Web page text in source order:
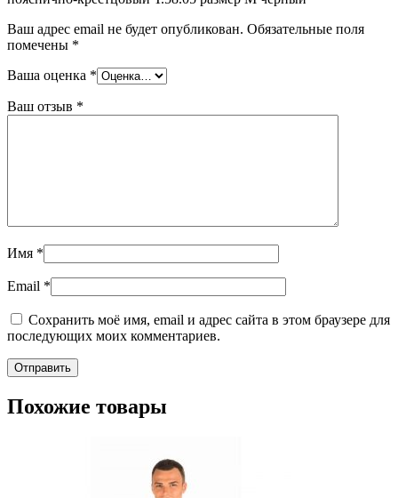
Ваш адрес email не будет опубликован. Обязательные поля
помечены *
Ваша оценка *
Ваш отзыв *
Имя *
Email *
Сохранить моё имя, email и адрес сайта в этом браузере для
последующих моих комментариев.
Похожие товары